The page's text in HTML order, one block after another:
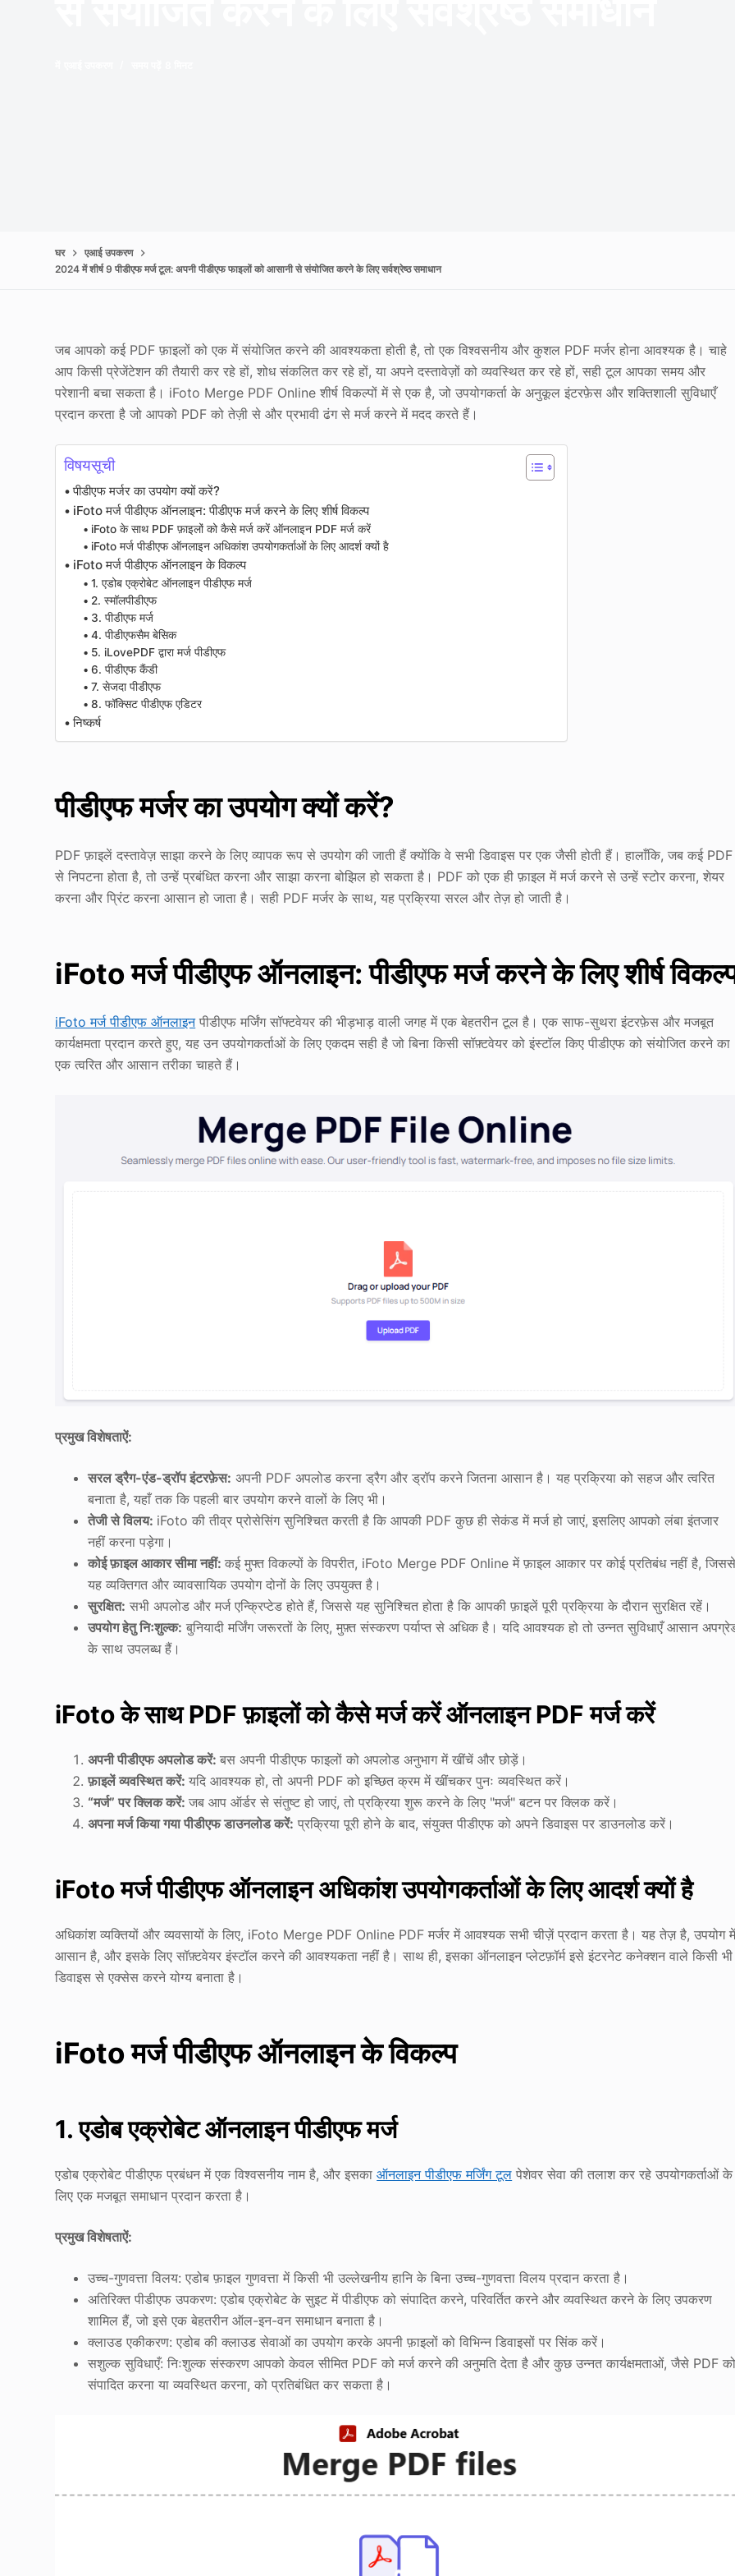
घर
एआई उपकरण
2024 में शीर्ष 9 पीडीएफ मर्ज टूल: अपनी पीडीएफ फाइलों को आसानी से संयोजित करने के लिए सर्वश्रेष्ठ समाधान
जब आपको कई PDF फ़ाइलों को एक में संयोजित करने की आवश्यकता होती है, तो एक विश्वसनीय और कुशल PDF मर्जर होना आवश्यक है। चाहे
आप किसी प्रेजेंटेशन की तैयारी कर रहे हों, शोध संकलित कर रहे हों, या अपने दस्तावेज़ों को व्यवस्थित कर रहे हों, सही टूल आपका समय और
परेशानी बचा सकता है। iFoto Merge PDF Online शीर्ष विकल्पों में से एक है, जो उपयोगकर्ता के अनुकूल इंटरफ़ेस और शक्तिशाली सुविधाएँ
प्रदान करता है जो आपको PDF को तेज़ी से और प्रभावी ढंग से मर्ज करने में मदद करते हैं।
विषयसूची
पीडीएफ मर्जर का उपयोग क्यों करें?
iFoto मर्ज पीडीएफ ऑनलाइन: पीडीएफ मर्ज करने के लिए शीर्ष विकल्प
iFoto के साथ PDF फ़ाइलों को कैसे मर्ज करें ऑनलाइन PDF मर्ज करें
iFoto मर्ज पीडीएफ ऑनलाइन अधिकांश उपयोगकर्ताओं के लिए आदर्श क्यों है
iFoto मर्ज पीडीएफ ऑनलाइन के विकल्प
1. एडोब एक्रोबेट ऑनलाइन पीडीएफ मर्ज
2. स्मॉलपीडीएफ
3. पीडीएफ मर्ज
4. पीडीएफसैम बेसिक
5. iLovePDF द्वारा मर्ज पीडीएफ
6. पीडीएफ कैंडी
7. सेजदा पीडीएफ
8. फॉक्सिट पीडीएफ एडिटर
निष्कर्ष
पीडीएफ मर्जर का उपयोग क्यों करें?
PDF फ़ाइलें दस्तावेज़ साझा करने के लिए व्यापक रूप से उपयोग की जाती हैं क्योंकि वे सभी डिवाइस पर एक जैसी होती हैं। हालाँकि, जब कई PDF
से निपटना होता है, तो उन्हें प्रबंधित करना और साझा करना बोझिल हो सकता है। PDF को एक ही फ़ाइल में मर्ज करने से उन्हें स्टोर करना, शेयर
करना और प्रिंट करना आसान हो जाता है। सही PDF मर्जर के साथ, यह प्रक्रिया सरल और तेज़ हो जाती है।
iFoto मर्ज पीडीएफ ऑनलाइन: पीडीएफ मर्ज करने के लिए शीर्ष
iFoto मर्ज पीडीएफ ऑनलाइनपीडीएफ मर्जिंग सॉफ्टवेयर की भीड़भाड़ वाली जगह में एक बेहतरीन टूल है। एक साफ-सुथरा इंटरफ़ेस और मजबूत
कार्यक्षमता प्रदान करते हुए, यह उन उपयोगकर्ताओं के लिए एकदम सही है जो बिना किसी सॉफ़्टवेयर को इंस्टॉल किए पीडीएफ को संयोजित करने का
एक त्वरित और आसान तरीका चाहते हैं।
प्रमुख विशेषताऐं:
सरल ड्रैग-एंड-ड्रॉप इंटरफ़ेस: अपनी PDF अपलोड करना ड्रैग और ड्रॉप करने जितना आसान है। यह प्रक्रिया को सहज और त्वरित
बनाता है, यहाँ तक कि पहली बार उपयोग करने वालों के लिए भी।
तेजी से विलय: iFoto की तीव्र प्रोसेसिंग सुनिश्चित करती है कि आपकी PDF कुछ ही सेकंड में मर्ज हो जाएं, इसलिए आपको लंबा इंतजार
नहीं करना पड़ेगा।
कोई फ़ाइल आकार सीमा नहीं:कई मुफ्त विकल्पों के विपरीत, iFoto Merge PDF Online में फ़ाइल आकार पर कोई प्रतिबंध नहीं है,
यह व्यक्तिगत और व्यावसायिक उपयोग दोनों के लिए उपयुक्त है।
सुरक्षित: सभी अपलोड और मर्ज एन्क्रिप्टेड होते हैं, जिससे यह सुनिश्चित होता है कि आपकी फ़ाइलें पूरी प्रक्रिया के दौरान सुरक्षित रहें।
उपयोग हेतु निःशुल्क: बुनियादी मर्जिंग जरूरतों के लिए, मुफ़्त संस्करण पर्याप्त से अधिक है। यदि आवश्यक हो तो उन्नत सुविधाएँ आसान
के साथ उपलब्ध हैं।
iFoto के साथ PDF फ़ाइलों को कैसे मर्ज करें ऑनलाइन PDF मर्ज करें
अपनी पीडीएफ अपलोड करें:बस अपनी पीडीएफ फाइलों को अपलोड अनुभाग में खींचें और छोड़ें।
फ़ाइलें व्यवस्थित करें:यदि आवश्यक हो, तो अपनी PDF को इच्छित क्रम में खींचकर पुनः व्यवस्थित करें।
“मर्ज” पर क्लिक करें:जब आप ऑर्डर से संतुष्ट हो जाएं, तो प्रक्रिया शुरू करने के लिए "मर्ज" बटन पर क्लिक करें।
अपना मर्ज किया गया पीडीएफ डाउनलोड करें: प्रक्रिया पूरी होने के बाद, संयुक्त पीडीएफ को अपने डिवाइस पर डाउनलोड करें।
iFoto मर्ज पीडीएफ ऑनलाइन अधिकांश उपयोगकर्ताओं के लिए आदर्श क्यों है
अधिकांश व्यक्तियों और व्यवसायों के लिए, iFoto Merge PDF Online PDF मर्जर में आवश्यक सभी चीज़ें प्रदान करता है। यह तेज़ है, उपयोग
आसान है, और इसके लिए सॉफ़्टवेयर इंस्टॉल करने की आवश्यकता नहीं है। साथ ही, इसका ऑनलाइन प्लेटफ़ॉर्म इसे इंटरनेट कनेक्शन वाले किसी भी
डिवाइस से एक्सेस करने योग्य बनाता है।
iFoto मर्ज पीडीएफ ऑनलाइन के विकल्प
1. एडोब एक्रोबेट ऑनलाइन पीडीएफ मर्ज
एडोब एक्रोबेट पीडीएफ प्रबंधन में एक विश्वसनीय नाम है, और इसकाऑनलाइन पीडीएफ मर्जिंग टूल पेशेवर सेवा की तलाश कर रहे उपयोगकर्ताओं के
लिए एक मजबूत समाधान प्रदान करता है।
प्रमुख विशेषताऐं:
उच्च-गुणवत्ता विलय: एडोब फ़ाइल गुणवत्ता में किसी भी उल्लेखनीय हानि के बिना उच्च-गुणवत्ता विलय प्रदान करता है।
अतिरिक्त पीडीएफ उपकरण: एडोब एक्रोबेट के सुइट में पीडीएफ को संपादित करने, परिवर्तित करने और व्यवस्थित करने के लिए उपकरण
शामिल हैं, जो इसे एक बेहतरीन ऑल-इन-वन समाधान बनाता है।
क्लाउड एकीकरण: एडोब की क्लाउड सेवाओं का उपयोग करके अपनी फ़ाइलों को विभिन्न डिवाइसों पर सिंक करें।
सशुल्क सुविधाएँ: निःशुल्क संस्करण आपको केवल सीमित PDF को मर्ज करने की अनुमति देता है और कुछ उन्नत कार्यक्षमताओं, जैसे PDF
संपादित करना या व्यवस्थित करना, को प्रतिबंधित कर सकता है।